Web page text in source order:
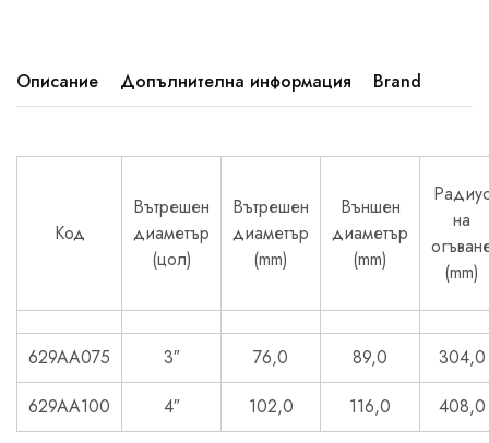
Описание Допълнителна информация Brand
Код
Вътрешен
диаметър
(цол)
Вътрешен
диаметър
(mm)
Външен
диаметър
(mm)
на
(mm)
629AA075 3″ 76,0 89,0
304,0
629AA100
4″ 102,0 116,0 408,0